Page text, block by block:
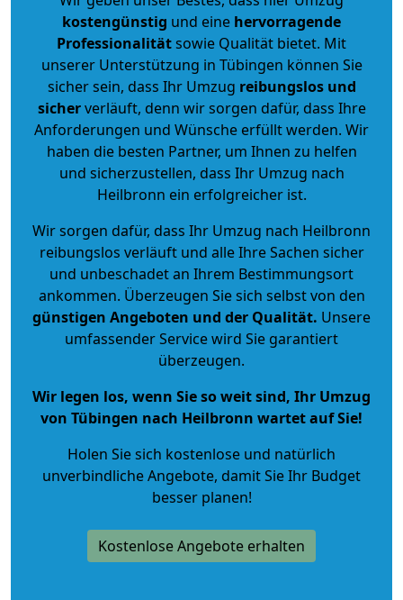
kostengünstig und eine hervorragende
Professionalitätsowie Qualität bietet. Mit
unserer Unterstützung in Tübingen können Sie
sicher sein, dass Ihr Umzug reibungslos und
sicherverläuft, denn wir sorgen dafür, dass Ihre
Anforderungen und Wünsche erfüllt werden. Wir
haben die besten Partner, um Ihnen zu helfen
und sicherzustellen, dass Ihr Umzug nach
Heilbronn ein erfolgreicher ist.
Wir sorgen dafür, dass Ihr Umzug nach Heilbronn
reibungslos verläuft und alle Ihre Sachen sicher
und unbeschadet an Ihrem Bestimmungsort
ankommen. Überzeugen Sie sich selbst von den
günstigen Angeboten und der Qualität. Unsere
umfassender Service wird Sie garantiert
überzeugen.
Wir legen los, wenn Sie so weit sind, Ihr Umzug
von Tübingen nach Heilbronn wartet auf Sie!
Holen Sie sich kostenlose und natürlich
unverbindliche Angebote, damit Sie Ihr Budget
besser planen!
Kostenlose Angebote erhalten